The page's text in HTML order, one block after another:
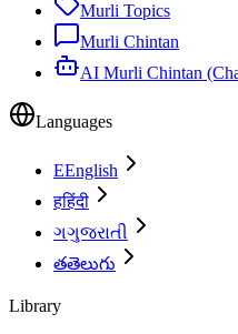
Murli Topics
Murli Chintan
AI Murli Chintan
Languages
EEnglish
हहिंदी
ગગુજરાતી
తతెలుగు
Library